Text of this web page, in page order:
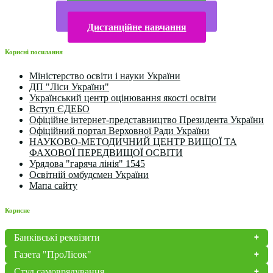
Дистанційне навчання
Корисні посилання
Міністерство освіти і науки України
ДП "Ліси України"
Український центр оцінювання якості освіти
Вступ ЄДЕБО
Офіційне інтернет-представництво Президента України
Офіційний портал Верховної Ради України
НАУКОВО-МЕТОДИЧНИЙ ЦЕНТР ВИЩОЇ ТА
ФАХОВОЇ ПЕРЕДВИЩОЇ ОСВІТИ
Урядова "гаряча лінія" 1545
Освітній омбудсмен України
Мапа сайту
Корисне
Банківські реквізити
Газета "ПроЛісок"